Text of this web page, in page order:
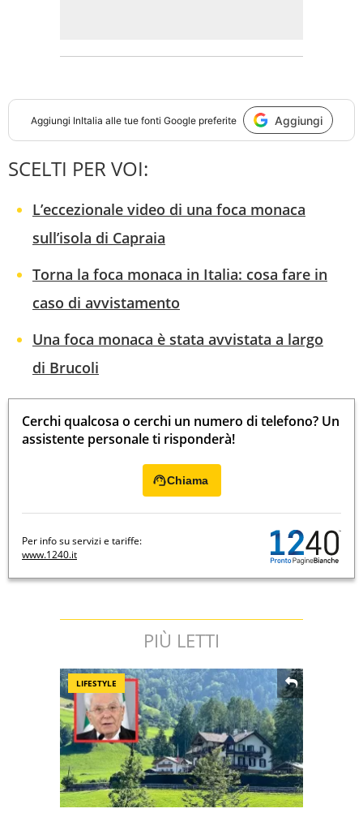
Aggiungi InItalia alle tue fonti Google preferite Aggiungi
SCELTI PER VOI:
L’eccezionale video di una foca monaca
sull’isola di Capraia
Torna la foca monaca in Italia: cosa fare in
caso di avvistamento
Una foca monaca è stata avvistata a largo
di Brucoli
Cerchi qualcosa o cerchi un numero di telefono? Un
assistente personale ti risponderà!
Chiama
Per info su servizi e tariffe:
www.1240.it
PIÙ LETTI
LIFESTYLE